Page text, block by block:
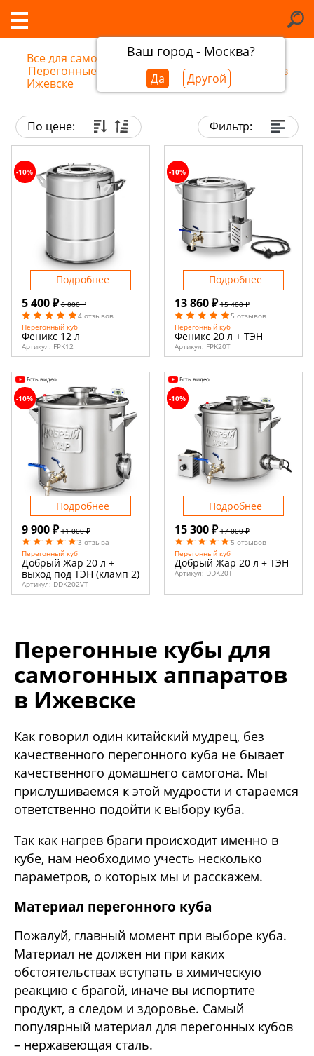
Ваш город - Москва?
Да Другой
Все для самогоноварения/
Перегонные кубы для самогонных аппаратов в
Ижевске
По цене: Фильтр:
5 400 ₽ 6 000 ₽
4 отзывов
Перегонный куб
Феникс 12 л
Артикул: FPK12
-10%
Подробнее
13 860 ₽ 15 400 ₽
5 отзывов
Перегонный куб
Феникс 20 л + ТЭН
Артикул: FPK20T
-10%
Подробнее
Есть видео
9 900 ₽ 11 000 ₽
3 отзыва
Перегонный куб
Добрый Жар 20 л +
выход под ТЭН (кламп 2)
Артикул: DDK202VT
-10%
Подробнее
Есть видео
15 300 ₽ 17 000 ₽
5 отзывов
Перегонный куб
Добрый Жар 20 л + ТЭН
Артикул: DDK20T
-10%
Подробнее
Перегонные кубы для
самогонных аппаратов
в Ижевске
Как говорил один китайский мудрец, без
качественного перегонного куба не бывает
качественного домашнего самогона. Мы
прислушиваемся к этой мудрости и стараемся
ответственно подойти к выбору куба.
Так как нагрев браги происходит именно в
кубе, нам необходимо учесть несколько
параметров, о которых мы и расскажем.
Материал перегонного куба
Пожалуй, главный момент при выборе куба.
Материал не должен ни при каких
обстоятельствах вступать в химическую
реакцию с брагой, иначе вы испортите
продукт, а следом и здоровье. Самый
популярный материал для перегонных кубов
– нержавеющая сталь.